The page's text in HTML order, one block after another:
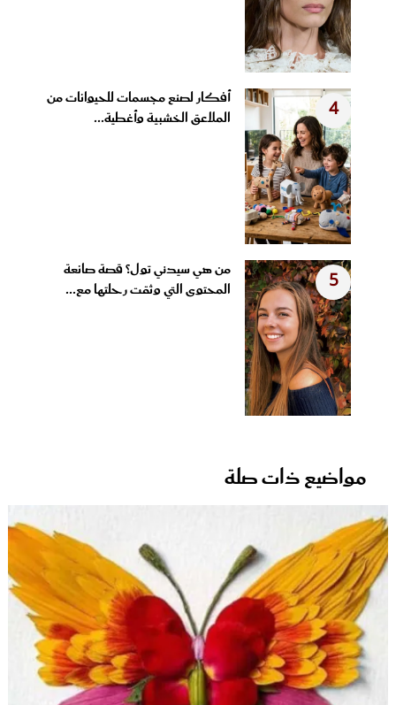
4
أفكار لصنع مجسمات للحيوانات من
الملاعق الخشبية وأغطية...
5
من هي سيدني تول؟ قصة صانعة
المحتوى التي وثقت رحلتها مع...
مواضيع ذات صلة